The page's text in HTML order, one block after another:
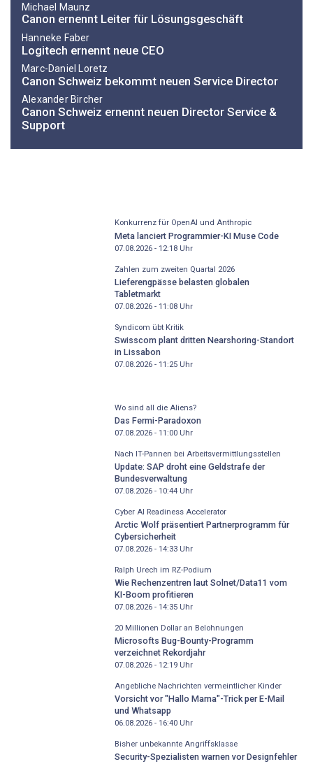
Michael Maunz
Canon ernennt Leiter für Lösungsgeschäft
Hanneke Faber
Logitech ernennt neue CEO
Marc-Daniel Loretz
Canon Schweiz bekommt neuen Service Director
Alexander Bircher
Canon Schweiz ernennt neuen Director Service &
Support
Konkurrenz für OpenAI und Anthropic
Meta lanciert Programmier-KI Muse Code
07.08.2026 - 12:18Uhr
Zahlen zum zweiten Quartal 2026
Lieferengpässe belasten globalen
Tabletmarkt
07.08.2026 - 11:08Uhr
Syndicom übt Kritik
Swisscom plant dritten Nearshoring-Standort
in Lissabon
07.08.2026 - 11:25Uhr
Wo sind all die Aliens?
Das Fermi-Paradoxon
07.08.2026 - 11:00Uhr
Nach IT-Pannen bei Arbeitsvermittlungsstellen
Update: SAP droht eine Geldstrafe der
Bundesverwaltung
07.08.2026 - 10:44Uhr
Cyber AI Readiness Accelerator
Arctic Wolf präsentiert Partnerprogramm für
Cybersicherheit
07.08.2026 - 14:33Uhr
Ralph Urech im RZ-Podium
Wie Rechenzentren laut Solnet/Data11 vom
KI-Boom profitieren
07.08.2026 - 14:35Uhr
20 Millionen Dollar an Belohnungen
Microsofts Bug-Bounty-Programm
verzeichnet Rekordjahr
07.08.2026 - 12:19Uhr
Angebliche Nachrichten vermeintlicher Kinder
Vorsicht vor "Hallo Mama"-Trick per E-Mail
und Whatsapp
06.08.2026 - 16:40Uhr
Bisher unbekannte Angriffsklasse
Security-Spezialisten warnen vor Designfehler